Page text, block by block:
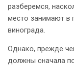
разберемся,
место занимают в
винограда.
Однако, прежде
должны сначала